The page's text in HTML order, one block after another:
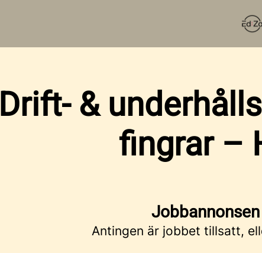
Drift- &
fingrar –
Antingen är jobbet tillsatt,